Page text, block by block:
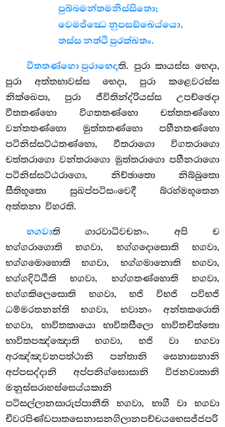
පුබ්බමන්තමනිස්සිතො;
වෙමජ්ඣෙ නුපසඞ්ඛෙය්යො,
තස්ස නත්ථි පුරක්ඛතං.
වීතතණ්හො පුරාභෙදාති. පුරා කායස්ස භෙදා,
පුරා අත්තභාවස්ස භෙදා, පුරා කළෙවරස්ස
නික්ඛෙපා, පුරා ජීවිතින්ද්රියස්ස උපච්ඡෙදා
වීතතණ්හො විගතතණ්හො චත්තතණ්හො
වන්තතණ්හො මුත්තතණ්හො පහීනතණ්හො
පටිනිස්සට්ඨතණ්හො, වීතරාගො විගතරාගො
චත්තරාගො වන්තරාගො මුත්තරාගො පහීනරාගො
පටිනිස්සට්ඨරාගො, නිච්ඡාතො නිබ්බුතො
සීතිභූතො සුඛප්පටිසංවෙදී බ්රහ්මභූතෙන
අත්තනා විහරති.
භගවාති ගාරවාධිවචනං. අපි ච
භග්ගරාගොති භගවා, භග්ගදොසොති භගවා,
භග්ගමොහොති භගවා, භග්ගමානොති භගවා,
භග්ගදිට්ඨීති භගවා, භග්ගතණ්හොති භගවා,
භග්ගකිලෙසොති භගවා, භජි විභජි පවිභජි
ධම්මරතනන්ති භගවා, භවානං අන්තකරොති
භගවා, භාවිතකායො භාවිතසීලො භාවිතචිත්තො
භාවිතපඤ්ඤොති භගවා, භජි වා භගවා
අරඤ්ඤවනපත්ථානි පන්තානි සෙනාසනානි
අප්පසද්දානි අප්පනිග්ඝොසානි විජනවාතානි
මනුස්සරාහස්සෙය්යකානි
පටිසල්ලානසාරුප්පානීති භගවා, භාගී වා භගවා
චීවරපිණ්ඩපාතසෙනාසනගිලානපච්චයභෙසජ්ජපරි